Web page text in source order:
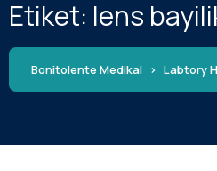
Etiket: lens
Bonitolente Medikal > Labtory